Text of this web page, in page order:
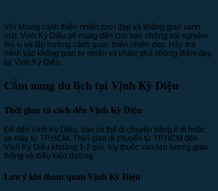
Với khung cảnh thiên nhiên tươi đẹp và không gian xanh
mát, Vịnh Kỳ Diệu sẽ mang đến cho bạn những trải nghiệm
thú vị và tận hưởng cảnh quan thiên nhiên đẹp. Hãy thả
mình vào không gian tự nhiên và khám phá những điểm đẹp
tại Vịnh Kỳ Diệu.
Cẩm nang du lịch tại Vịnh Kỳ Diệu
Thời gian và cách đến Vịnh Kỳ Diệu
Để đến Vịnh Kỳ Diệu, bạn có thể di chuyển bằng ô tô hoặc
xe máy từ TP.HCM. Thời gian di chuyển từ TP.HCM đến
Vịnh Kỳ Diệu khoảng 1-2 giờ, tùy thuộc vào lưu lượng giao
thông và điều kiện đường.
Lưu ý khi tham quan Vịnh Kỳ Diệu